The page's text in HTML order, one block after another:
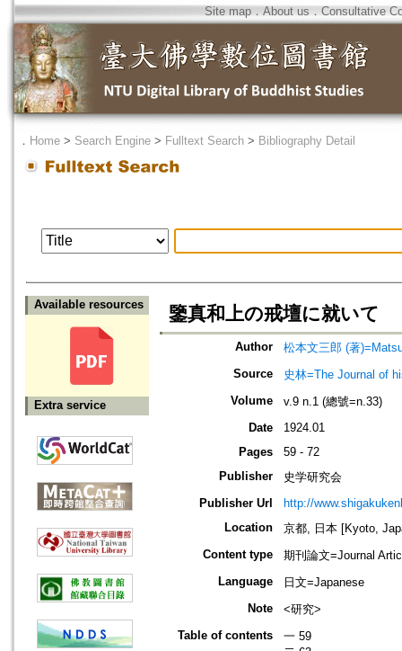
Site map．About us ． Consultative
． Home > Search Engine > Fulltext Search > Bibliography Detail
Available resources
Extra service
鑒真和上の戒壇に就いて
Author
松本文三郎 (著
Source
史林=The Journal of
Volume
v.9 n.1 (總號=n.33)
Date
1924.01
Pages
59 - 72
Publisher
史学研究会
Publisher Url
http://
Location
京都, 日本 [Kyoto,
Content type
期刊論文=Journal
Language
日文=Japanese
Note
<研究>
Table of contents
一 59